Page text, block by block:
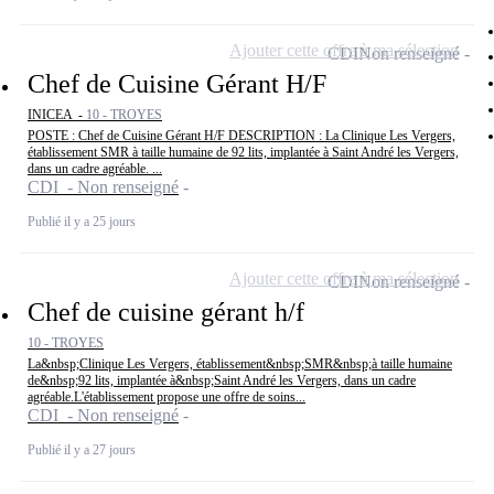
Chef de Cuisine Gérant H/F
INICEA - 10 - TROYES
POSTE : Chef de Cuisine Gérant H/F DESCRIPTION : La Clinique Les Vergers,
établissement SMR à taille humaine de 92 lits, implantée à Saint André les Vergers,
dans un cadre agréable. ...
CDI - Non renseigné
Publié il y a 25 jours
CDINon renseigné
Ajouter cette offre à ma sélection
Chef de cuisine gérant h/f
10 - TROYES
La&nbsp;Clinique Les Vergers, établissement&nbsp;SMR&nbsp;à taille humaine
de&nbsp;92 lits, implantée à&nbsp;Saint André les Vergers, dans un cadre
agréable.L'établissement propose une offre de soins...
CDI - Non renseigné
Publié il y a 27 jours
CDINon renseigné
Ajouter cette offre à ma sélection